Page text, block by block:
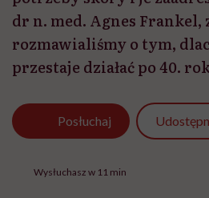
dr n. med. Agnes Frankel,
rozmawialiśmy o tym,
przestaje działać po 40.
Posłuchaj
Wysłuchasz w 11 min